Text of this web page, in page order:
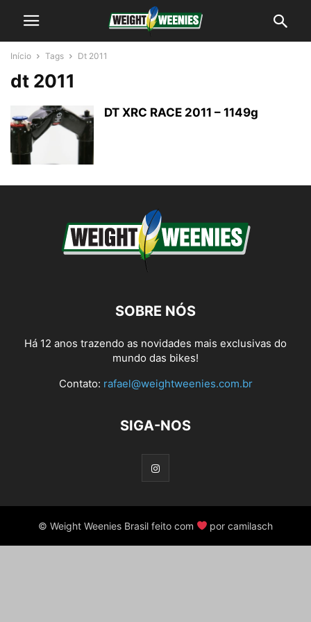
Início Tags Dt 2011
dt 2011
DT XRC RACE 2011 – 1149g
SOBRE NÓS
Há 12 anos trazendo as novidades mais exclusivas do
mundo das bikes!
Contato: rafael@weightweenies.com.br
SIGA-NOS
© Weight Weenies Brasil feito com por camilasch